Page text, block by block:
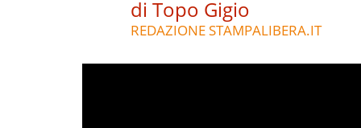
di Topo Gigio
REDAZIONE STAMPALIBERA.IT